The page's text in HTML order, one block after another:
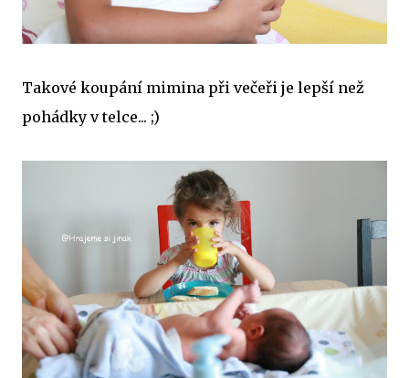
Takové koupání mimina při večeři je lepší než
pohádky v telce... ;)